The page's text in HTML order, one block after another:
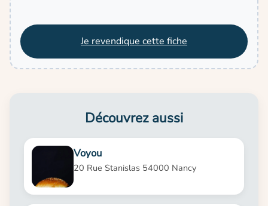
Je revendique cette fiche
Découvrez aussi
Voyou
20 Rue Stanislas 54000 Nancy